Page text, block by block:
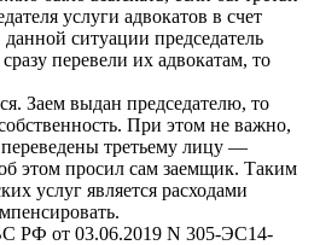
услуги адвокатов в счет
ситуации председатель
перевели их адвокатам, то
Заем выдан председателю, то
При этом не важно,
третьему лицу —
этом просил сам заемщик. Таким
услуг является расходами
РФ от 03.06.2019 N 305-ЭС14-